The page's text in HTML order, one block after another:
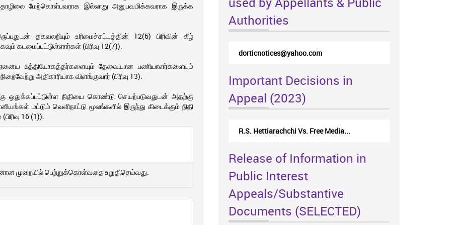
மேற்கொள்பவராக இல்லாது அனுபவமிக்கவராக இருக்க
தகவலறியும் உரிமைச்சட்டத்தின் 12(6) பிரிவின் கீழ்
கடமைப்பட்டுள்ளார்கள் (பிரிவு 12(7)).
உத்தியோகத்தர்களையும் தேவையான பணியாளர்களையும்
அதிகாரியாக விளங்குவார் (பிரிவு 13).
ஒதுக்கப்பட்டுள்ள நிதியை கொண்டு செயற்படுவதுடன் அதற்கு
மட்டும் வெளிநாட்டு மூலங்களில் இருந்து கிடைக்கும் நிதி
16 (1)).
முறையில் பெற்றுக்கொள்வதை உறுதிசெய்வது.
Authorities
rticappeals@gmail.com
Important Decisions in
Appeal (2023)
Centre for Society and Religion V...
Release of Information in
Public Interest
Appeals/Substantive
Documents (SELECTED)